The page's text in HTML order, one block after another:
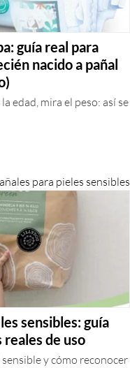
guía real para
nacido a pañal
edad, mira el peso: así se
para pieles sensibles
sensibles: guía
de uso
y cómo reconocer